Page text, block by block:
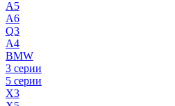
A5
A6
Q3
A4
BMW
3 серии
5 серии
X3